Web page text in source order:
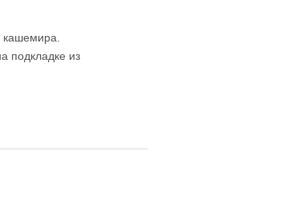
подкладке из